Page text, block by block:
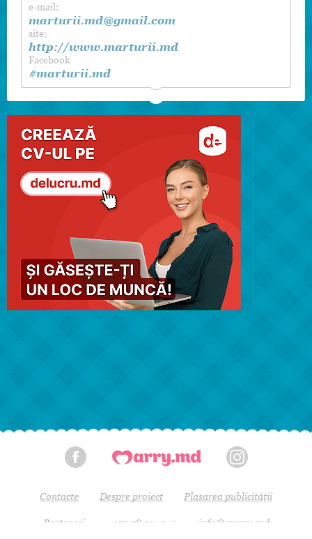
e-mail:
marturii.md@gmail.com
site:
http://www.marturii.md
Facebook
#marturii.md
Contacte Despre proiect Plasarea publicității
Parteneri +373 78 331 340 info@marry.md